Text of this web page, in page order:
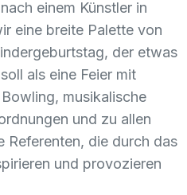
einem Künstler in
eine breite Palette von
der etwas
als eine Feier mit
musikalische
und zu allen
Referenten, die durch das
und provozieren